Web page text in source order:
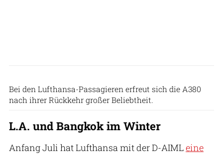
Bei den Lufthansa-Passagieren erfreut sich die A380
nach ihrer Rückkehr großer Beliebtheit.
L.A. und Bangkok im Winter
Anfang Juli hat Lufthansa mit der D-AIMLeine